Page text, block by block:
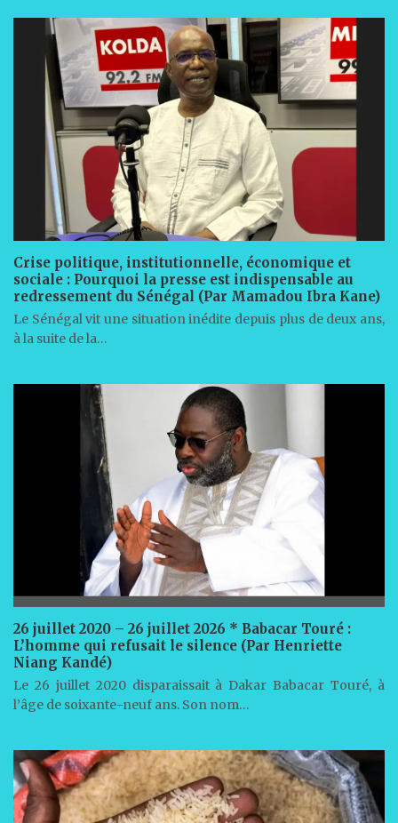
Crise politique, institutionnelle, économique et
sociale : Pourquoi la presse est indispensable au
redressement du Sénégal (Par Mamadou Ibra Kane)
Le Sénégal vit une situation inédite depuis plus de deux ans,
à la suite de la…
26 juillet 2020 – 26 juillet 2026 * Babacar Touré :
L’homme qui refusait le silence (Par Henriette
Niang Kandé)
Le 26 juillet 2020 disparaissait à Dakar Babacar Touré, à
l’âge de soixante-neuf ans. Son nom…